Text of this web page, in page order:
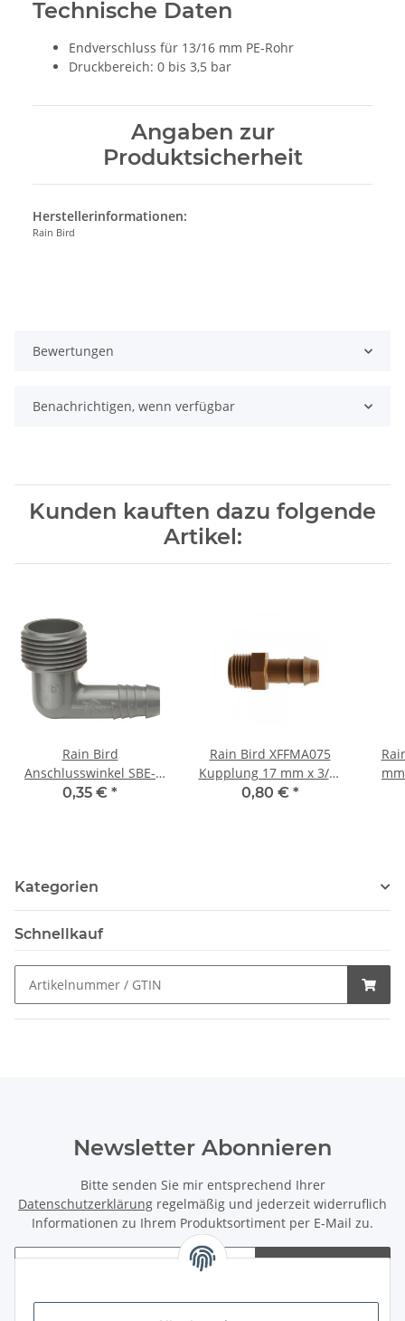
Technische Daten
Endverschluss für 13/16 mm PE-Rohr
Druckbereich: 0 bis 3,5 bar
Angaben zur
Produktsicherheit
Herstellerinformationen:
Rain Bird
Bewertungen
Benachrichtigen, wenn verfügbar
Kunden kauften dazu folgende
Artikel:
Rain Bird
Anschlusswinkel SBE-
075 3/4" AG
0,35 € *
Rain Bird XFFMA075
Kupplung 17 mm x 3/4"
AG
0,80 € *
Kategorien
Schnellkauf
Newsletter Abonnieren
Bitte senden Sie mir entsprechend Ihrer
Datenschutzerklärung regelmäßig und jederzeit widerruflich
Informationen zu Ihrem Produktsortiment per E-Mail zu.